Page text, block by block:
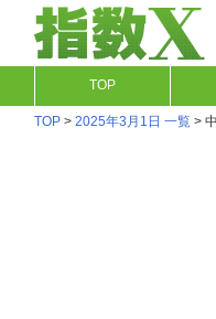
TOP
TOP > 2025年3月1日 一覧 >